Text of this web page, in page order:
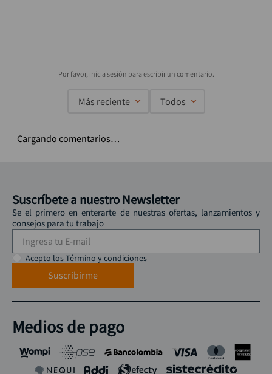
Más reciente Todos
Cargando comentarios…
Suscríbete a nuestro Newsletter
Se el primero en enterarte de nuestras ofertas, lanzamientos y
consejos para tu trabajo
Acepto los Término y condiciones
Suscribirme
Medios de pago